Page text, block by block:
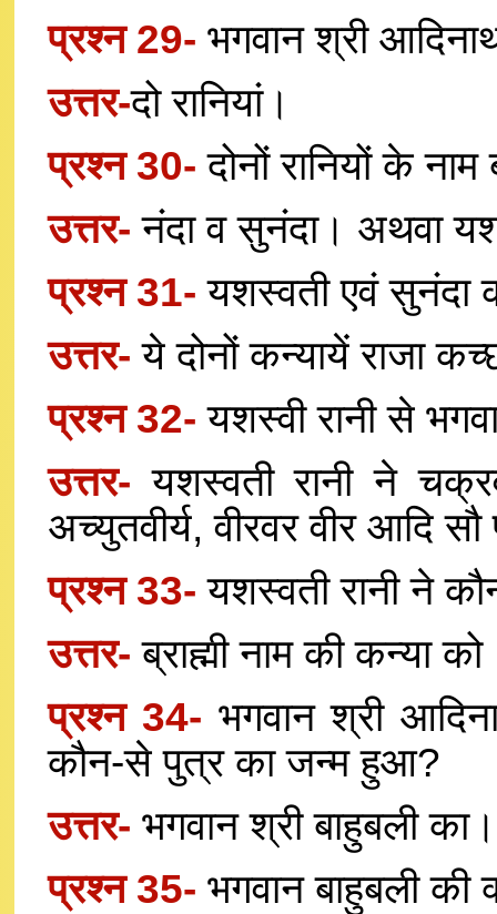
प्रश्न 29- भगवान श्री
उत्तर-दो रानियां।
प्रश्न 30-दोनों रानियों के
उत्तर- नंदा व सुनंदा। अथवा
प्रश्न 31-यशस्वती एवं सुनंदा
उत्तर- ये दोनों कन्यायें राजा
प्रश्न 32-यशस्वी रानी से
उत्तर- यशस्वती रानी ने
अच्युतवीर्य, वीरवर वीर आदि
प्रश्न 33-यशस्वती रानी ने
उत्तर- ब्राह्मी नाम की कन्या
प्रश्न 34- भगवान श्री
कौन-से पुत्र का जन्म हुआ?
उत्तर- भगवान श्री बाहुबली का।
प्रश्न 35- भगवान बाहुबली की